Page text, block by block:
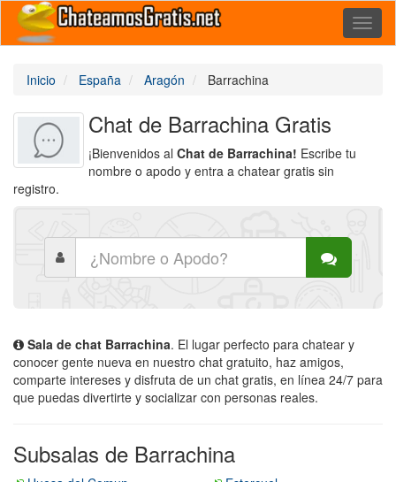
Inicio España Aragón Barrachina
Chat de Barrachina Gratis
¡Bienvenidos al Chat de Barrachina! Escribe tu
nombre o apodo y entra a chatear gratis sin
registro.
Sala de chat Barrachina. El lugar perfecto para chatear y
conocer gente nueva en nuestro chat gratuito, haz amigos,
comparte intereses y disfruta de un chat gratis, en línea 24/7 para
que puedas divertirte y socializar con personas reales.
Subsalas de Barrachina